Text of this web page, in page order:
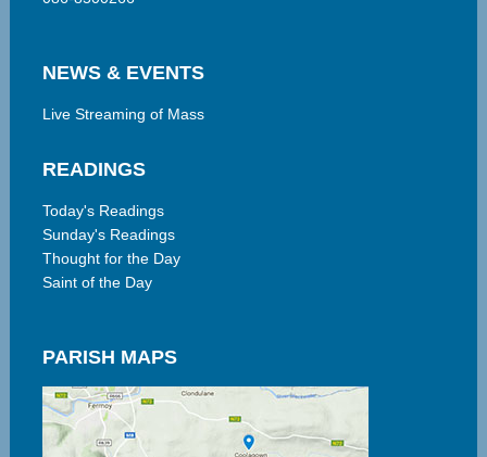
NEWS & EVENTS
Live Streaming of Mass
READINGS
Today's Readings
Sunday's Readings
Thought for the Day
Saint of the Day
PARISH MAPS